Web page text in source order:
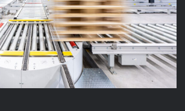
INTRALOGISTIK